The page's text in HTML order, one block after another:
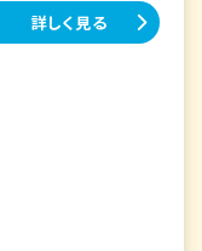
詳しく見る